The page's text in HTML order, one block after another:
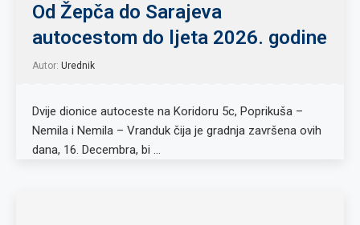
Od Žepča do Sarajeva
autocestom do ljeta 2026. godine
Autor: Urednik
Dvije dionice autoceste na Koridoru 5c, Poprikuša –
Nemila i Nemila – Vranduk čija je gradnja završena ovih
dana, 16. Decembra, bi …